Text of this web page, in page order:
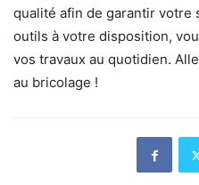
qualité afin de garantir votre
outils à votre disposition,
vos travaux au quotidien.
au bricolage !